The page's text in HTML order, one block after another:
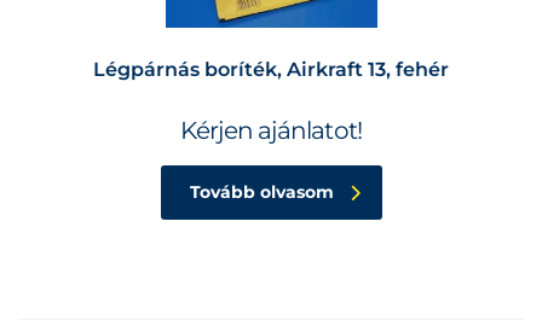
Légpárnás boríték, Airkraft 13, fehér
Kérjen ajánlatot!
Tovább olvasom